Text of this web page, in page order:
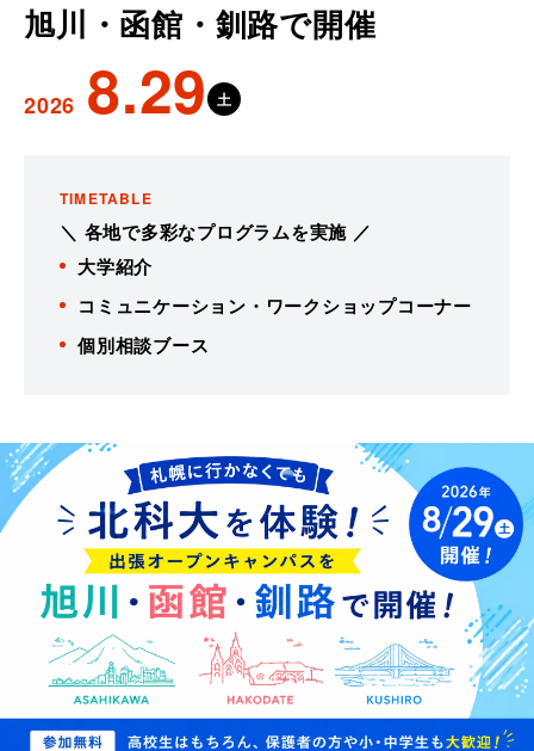
旭川・函館・釧路で開催
2026 8.29 土
TIMETABLE
＼ 各地で多彩なプログラムを実施 ／
大学紹介
コミュニケーション・ワークショップコーナー
個別相談ブース